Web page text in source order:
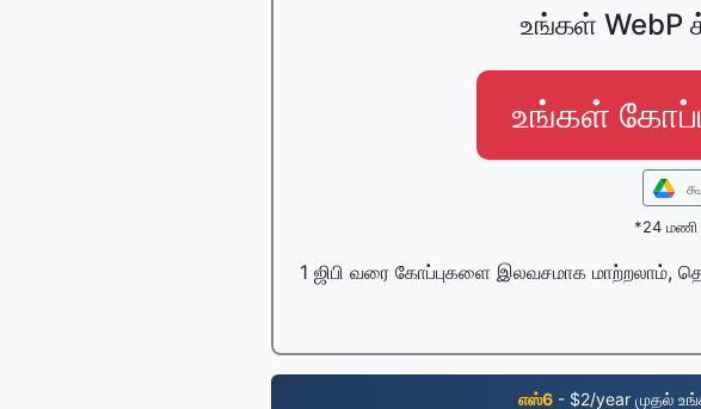
உங்கள் WebP
உங்கள்
*24 மணி
1 ஜிபி வரை கோப்புகளை இலவசமாக மாற்றலாம்,
எஸ்6 - $2/year முதல்